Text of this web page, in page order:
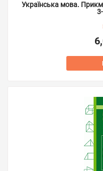
Українська мова.